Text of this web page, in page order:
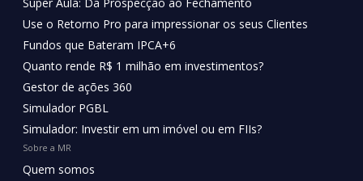
Use o Retorno Pro para impressionar os seus Clientes
Fundos que Bateram IPCA+6
Quanto rende R$ 1 milhão em investimentos?
Gestor de ações 360
Simulador PGBL
Simulador: Investir em um imóvel ou em FIIs?
Sobre a MR
Quem somos